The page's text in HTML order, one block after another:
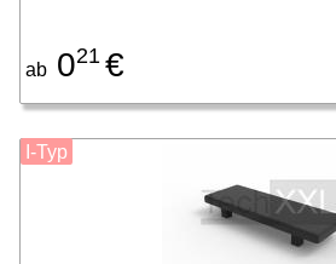
ab 021 €
I-Typ